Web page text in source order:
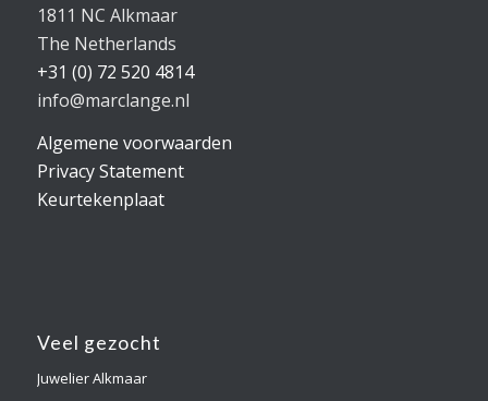
1811 NC Alkmaar
The Netherlands
+31 (0) 72 520 4814
info@marclange.nl
Algemene voorwaarden
Privacy Statement
Keurtekenplaat
Veel gezocht
Juwelier Alkmaar